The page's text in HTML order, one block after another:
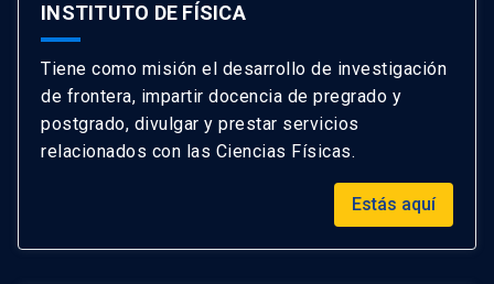
INSTITUTO DE FÍSICA
Tiene como misión el desarrollo de investigación
de frontera, impartir docencia de pregrado y
postgrado, divulgar y prestar servicios
relacionados con las Ciencias Físicas.
Estás aquí